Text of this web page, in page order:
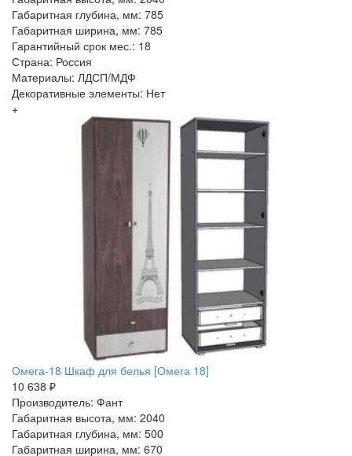
Габаритная глубина, мм: 785
Габаритная ширина, мм: 785
Гарантийный срок мес.: 18
Страна: Россия
Материалы: ЛДСП/МДФ
Декоративные элементы: Нет
+
Омега-18 Шкаф для белья [Омега 18]
10 638 ₽
Производитель: Фант
Габаритная высота, мм: 2040
Габаритная глубина, мм: 500
Габаритная ширина, мм: 670